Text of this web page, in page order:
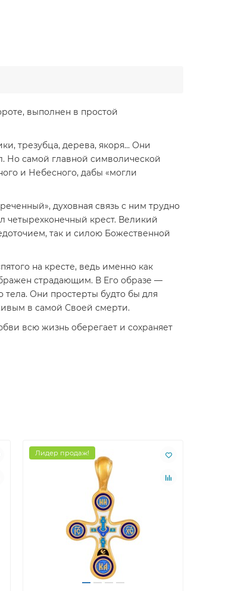
выполнен в простой
трезубца, дерева, якоря... Они
Но самой главной символической
и Небесного, дабы «могли
духовная связь с ним трудно
четырехконечный крест. Великий
так и силою Божественной
на кресте, ведь именно как
страдающим. В Его образе —
Они простерты будто бы для
в самой Своей смерти.
всю жизнь оберегает и сохраняет
Лидер продаж!